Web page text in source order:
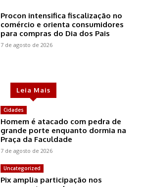
Procon intensifica fiscalização no
comércio e orienta consumidores
para compras do Dia dos Pais
7 de agosto de 2026
Leia Mais
Cidades
Homem é atacado com pedra de
grande porte enquanto dormia na
Praça da Faculdade
7 de agosto de 2026
Uncategorized
Pix amplia participação nos